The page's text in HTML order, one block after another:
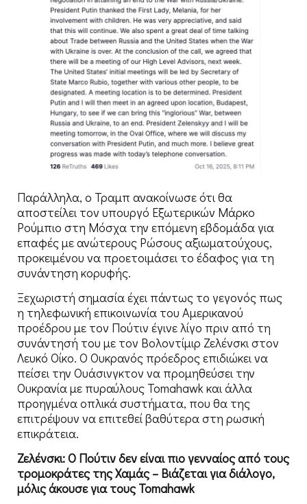
Παράλληλα, ο Τραμπ ανακοίνωσε ότι θα
αποστείλει τον υπουργό Εξωτερικών Μάρκο
Ρούμπιο στη Μόσχα την επόμενη εβδομάδα για
επαφές με ανώτερους Ρώσους αξιωματούχους,
προκειμένου να προετοιμάσει το έδαφος για τη
συνάντηση κορυφής.
Ξεχωριστή σημασία έχει πάντως το γεγονός πως
η τηλεφωνική επικοινωνία του Αμερικανού
προέδρου με τον Πούτιν έγινε λίγο πριν από τη
συνάντησή του με τον Βολοντίμιρ Ζελένσκι στον
Λευκό Οίκο. Ο Ουκρανός πρόεδρος επιδιώκει να
πείσει την Ουάσινγκτον να προμηθεύσει την
Ουκρανία με πυραύλους Tomahawk και άλλα
προηγμένα οπλικά συστήματα, που θα της
επιτρέψουν να επιτεθεί βαθύτερα στη ρωσική
επικράτεια.
Ζελένσκι: Ο Πούτιν δεν είναι πιο γενναίος από τους
τρομοκράτες της Χαμάς – Βιάζεται για διάλογο,
μόλις άκουσε για τους Tomahawk